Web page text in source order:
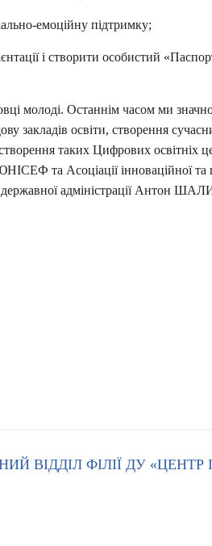
емоційну підтримку;
і створити особистий
молоді. Останнім часом ми
закладів освіти, створення
таких Цифрових освітніх
та Асоціації інноваційної та
державної адміністрації Антон
ВІДДІЛ ФІЛІЇ ДУ «ЦЕНТР